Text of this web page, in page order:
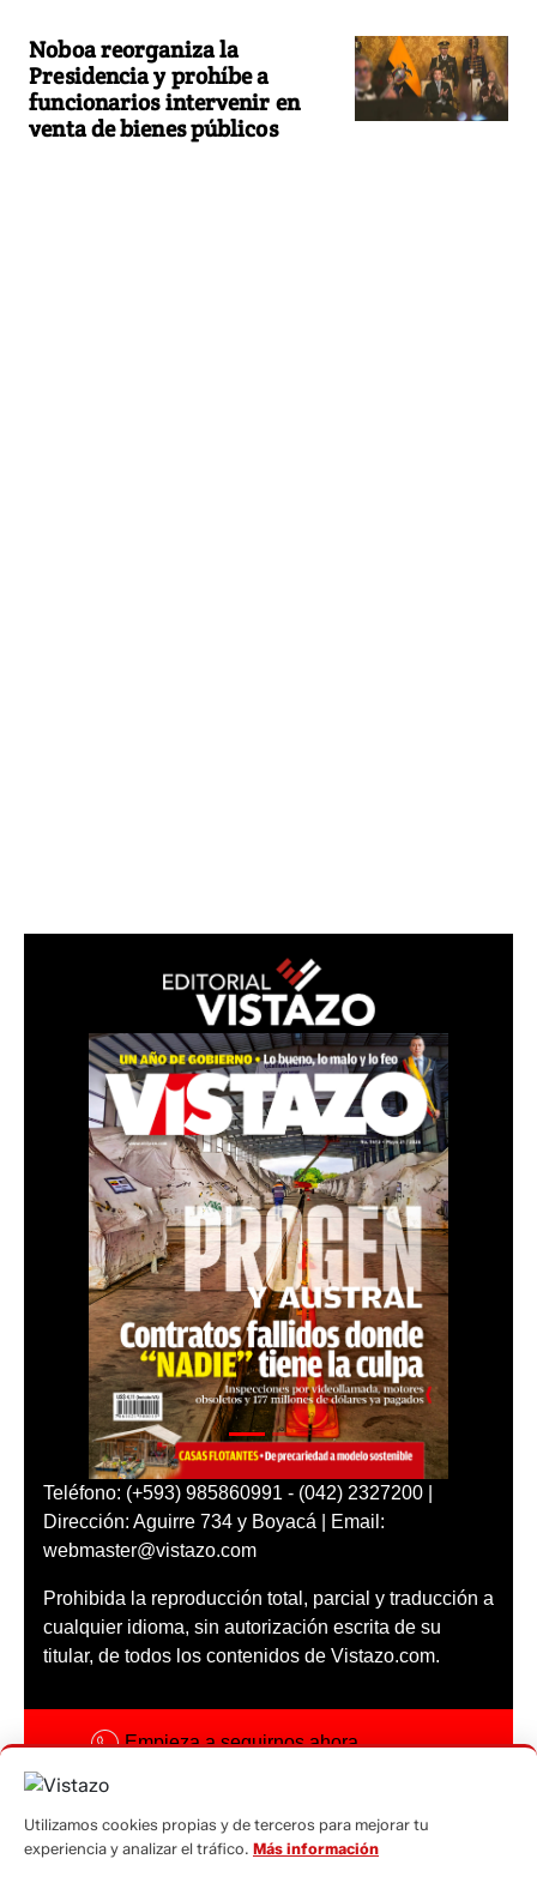
Noboa reorganiza la
Presidencia y prohíbe a
funcionarios intervenir en
venta de bienes públicos
Teléfono: (+593) 985860991 - (042) 2327200 |
Dirección: Aguirre 734 y Boyacá | Email:
webmaster@vistazo.com
Prohibida la reproducción total, parcial y traducción a
cualquier idioma, sin autorización escrita de su
titular, de todos los contenidos de Vistazo.com.
Empieza a seguirnos ahora
Código ética
Utilizamos cookies propias y de terceros para mejorar tu
experiencia y analizar el tráfico. Más información